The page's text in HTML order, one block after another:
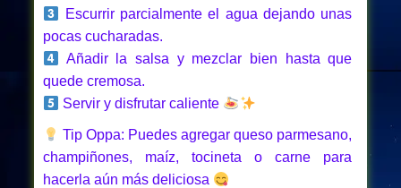
Escurrir parcialmente el agua dejando unas
pocas cucharadas.
Añadir la salsa y mezclar bien hasta que
quede cremosa.
Servir y disfrutar caliente
Tip Oppa: Puedes agregar queso parmesano,
champiñones, maíz, tocineta o carne para
hacerla aún más deliciosa